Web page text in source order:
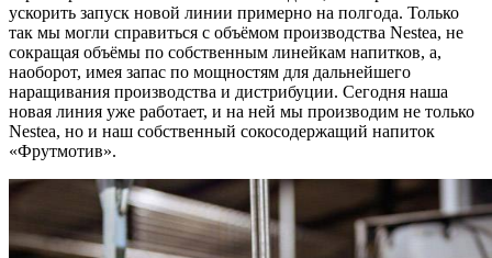
ускорить запуск новой линии примерно на полгода. Только
так мы могли справиться с объёмом производства Nestea, не
сокращая объёмы по собственным линейкам напитков, а,
наоборот, имея запас по мощностям для дальнейшего
наращивания производства и дистрибуции. Сегодня наша
новая линия уже работает, и на ней мы производим не только
Nestea, но и наш собственный сокосодержащий напиток
«Фрутмотив».